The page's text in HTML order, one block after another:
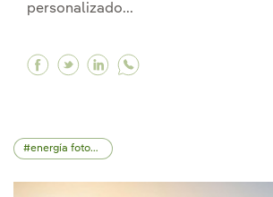
personalizado...
Facebook Firmamos un
Twitter Firmamos un
Linkedin Firmamos
energía fotovoltaica